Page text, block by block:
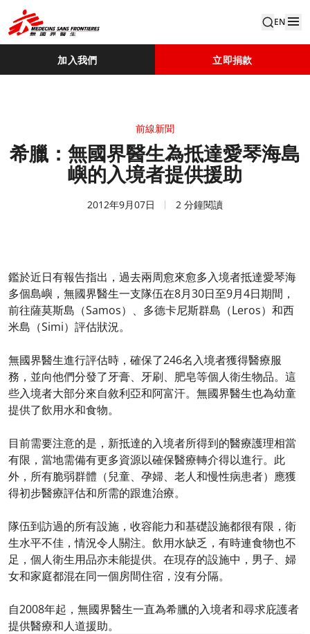
EN
加入我們 立即捐款
前線新聞
希臘：無國界醫生為抵達愛琴海島
嶼的入境者提供援助
2012年9月07日 2 分鐘閱讀
鑑於近日有報告指出，過去兩周愈來愈多入境者抵達愛琴海
多個島嶼，無國界醫生一支隊伍在8月30日至9月4日期間，
前往薩莫斯島（Samos）、多德卡尼斯群島（Leros）和西
米島（Simi）評估狀況。
無國界醫生進行評估時，確保了246名入境者獲得醫療服
務，並向他們分發了牙膏、牙刷、肥皂等個人衛生物品。這
些入境者大部分來自敘利亞和阿富汗。無國界醫生也為幼童
提供了飲用水和食物。
目前需要注意的是，新抵達的入境者所得到的醫療護理相當
有限，當地需備有更多資源以確保醫療轉介得以進行。此
外，所有脆弱群體（兒童、孕婦、老人和慢性病患者）應獲
得初步醫療評估和所需的跟進治療。
隊伍到訪過的所有設施，收容能力和基礎設施都很有限，衛
生水平不佳，情況令人關注。飲用水缺乏，有時連食物也不
足，個人衛生用品亦未能提供。在現存的設施中，男子、婦
女和家庭都混在同一個房間住宿，沒有分隔。
自2008年起，無國界醫生一直為希臘的入境者和尋求庇護者
提供醫療和人道援助。